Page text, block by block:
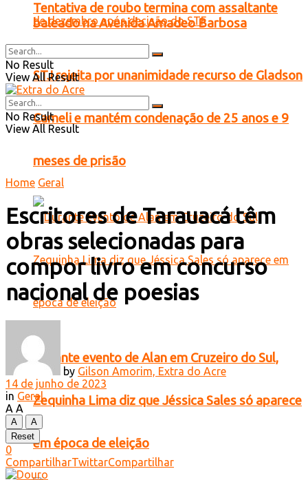
STJ rejeita por unanimidade recurso de Gladson
Cameli e mantém condenação de 25 anos e 9
meses de prisão
Durante evento de Alan em Cruzeiro do Sul,
Zequinha Lima diz que Jéssica Sales só aparece
em época de eleição
Tentativa de roubo termina com assaltante
baleado na Avenida Amadeo Barbosa
No Result
View All Result
No Result
View All Result
Home Geral
Escritores de Tarauacá têm
obras selecionadas para
compor livro em concurso
nacional de poesias
by Gilson Amorim, Extra do Acre
14 de junho de 2023
in Geral
A A
A
A
Reset
0
CompartilharTwittarCompartilhar